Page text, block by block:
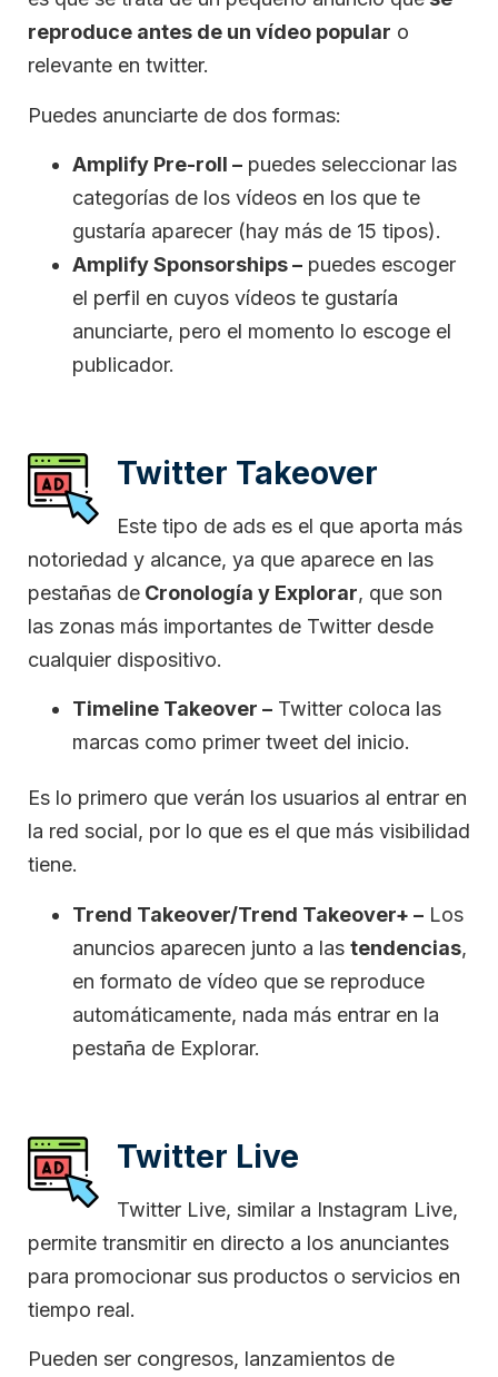
reproduce antes de un vídeo popular o
relevante en twitter.
Puedes anunciarte de dos formas:
Amplify Pre-roll – puedes seleccionar las
categorías de los vídeos en los que te
gustaría aparecer (hay más de 15 tipos).
Amplify Sponsorships – puedes escoger
el perfil en cuyos vídeos te gustaría
anunciarte, pero el momento lo escoge el
publicador.
Twitter Takeover
Este tipo de ads es el que aporta más
notoriedad y alcance, ya que aparece en las
pestañas de Cronología y Explorar, que son
las zonas más importantes de Twitter desde
cualquier dispositivo.
Timeline Takeover – Twitter coloca las
marcas como primer tweet del inicio.
Es lo primero que verán los usuarios al entrar en
la red social, por lo que es el que más visibilidad
tiene.
Trend Takeover/Trend Takeover+ – Los
anuncios aparecen junto a las tendencias,
en formato de vídeo que se reproduce
automáticamente, nada más entrar en la
pestaña de Explorar.
Twitter Live
Twitter Live, similar a Instagram Live,
permite transmitir en directo a los anunciantes
para promocionar sus productos o servicios en
tiempo real.
Pueden ser congresos, lanzamientos de